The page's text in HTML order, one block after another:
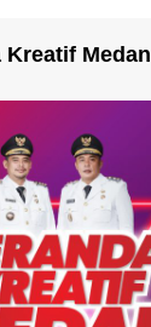
Kreatif Medan